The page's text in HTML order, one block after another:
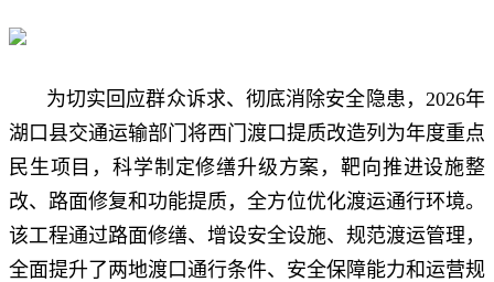
为切实回应群众诉求、彻底消除安全隐患，2026年
湖口县交通运输部门将西门渡口提质改造列为年度重点
民生项目，科学制定修缮升级方案，靶向推进设施整
改、路面修复和功能提质，全方位优化渡运通行环境。
该工程通过路面修缮、增设安全设施、规范渡运管理，
全面提升了两地渡口通行条件、安全保障能力和运营规